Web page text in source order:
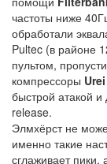
частоты ниже
обработали
Pultec (в районе
пультом,
компрессоры
быстрой атакой
release.
Элмхёрст не
именно такие
сглаживает